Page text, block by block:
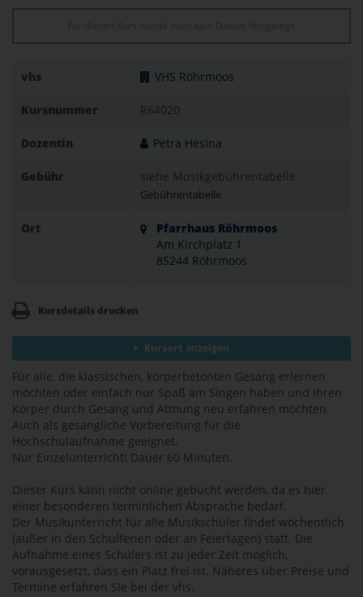
Für diesen Kurs wurde noch kein Datum festgelegt.
vhs VHS Röhrmoos
Kursnummer R64020
Dozentin Petra Hesina
Gebühr siehe Musikgebührentabelle
Gebührentabelle
Ort
Pfarrhaus Röhrmoos
Am Kirchplatz 1
85244 Röhrmoos
Kursdetails drucken
Kursort anzeigen
Für alle, die klassischen, körperbetonten Gesang erlernen
möchten oder einfach nur Spaß am Singen haben und ihren
Körper durch Gesang und Atmung neu erfahren möchten.
Auch als gesangliche Vorbereitung für die
Hochschulaufnahme geeignet.
Nur Einzelunterricht! Dauer 60 Minuten.
Dieser Kurs kann nicht online gebucht werden, da es hier
einer besonderen terminlichen Absprache bedarf.
Der Musikunterricht für alle Musikschüler findet wöchentlich
(außer in den Schulferien oder an Feiertagen) statt. Die
Aufnahme eines Schülers ist zu jeder Zeit möglich,
vorausgesetzt, dass ein Platz frei ist. Näheres über Preise und
Termine erfahren Sie bei der vhs.